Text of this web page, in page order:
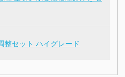
整セット ハイグレード